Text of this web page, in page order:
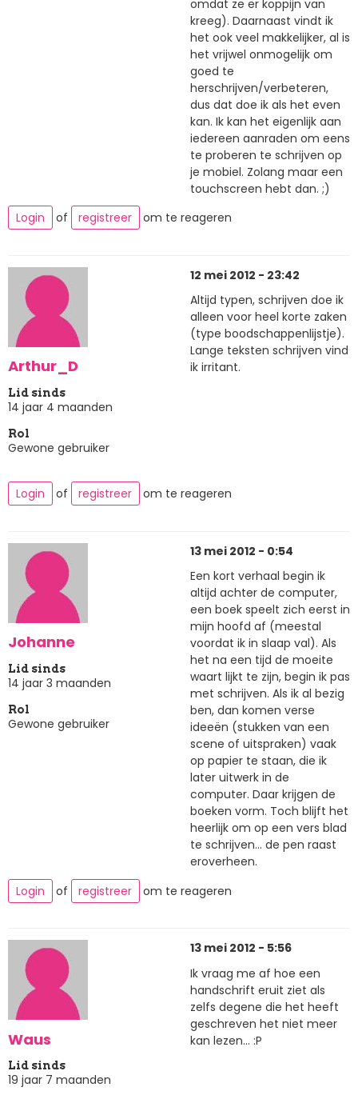
omdat ze er koppijn van
kreeg). Daarnaast vindt ik
het ook veel makkelijker, al is
het vrijwel onmogelijk om
goed te
herschrijven/verbeteren,
dus dat doe ik als het even
kan. Ik kan het eigenlijk aan
iedereen aanraden om eens
te proberen te schrijven op
je mobiel. Zolang maar een
touchscreen hebt dan. ;)
Login
of registreer om te reageren
Arthur_D
Lid sinds
14 jaar 4 maanden
Rol
Gewone gebruiker
12 mei 2012 - 23:42
Altijd typen, schrijven doe ik
alleen voor heel korte zaken
(type boodschappenlijstje).
Lange teksten schrijven vind
ik irritant.
Login of registreer om te reageren
Johanne
Lid sinds
14 jaar 3 maanden
Rol
Gewone gebruiker
13 mei 2012 - 0:54
Een kort verhaal begin ik
altijd achter de computer,
een boek speelt zich eerst in
mijn hoofd af (meestal
voordat ik in slaap val). Als
het na een tijd de moeite
waart lijkt te zijn, begin ik pas
met schrijven. Als ik al bezig
ben, dan komen verse
ideeën (stukken van een
scene of uitspraken) vaak
op papier te staan, die ik
later uitwerk in de
computer. Daar krijgen de
boeken vorm. Toch blijft het
heerlijk om op een vers blad
te schrijven... de pen raast
eroverheen.
Login
of registreer om te reageren
Waus
Lid sinds
19 jaar 7 maanden
13 mei 2012 - 5:56
Ik vraag me af hoe een
handschrift eruit ziet als
zelfs degene die het heeft
geschreven het niet meer
kan lezen... :P